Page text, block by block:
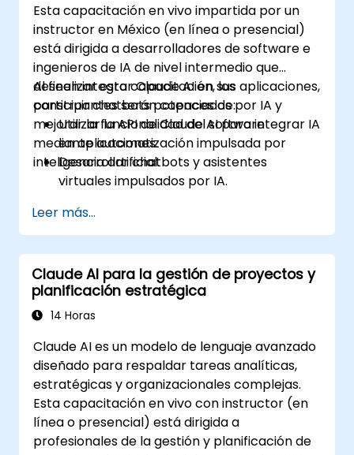
Esta capacitación en vivo impartida por un
instructor en México (en línea o presencial)
está dirigida a desarrolladores de software e
ingenieros de IA de nivel intermedio que
deseen integrar Claude AI en sus aplicaciones,
construir chatbots potenciados por IA y
mejorar la funcionalidad del software
mediante automatización impulsada por
inteligencia artificial.
Al finalizar esta capacitación, los
participantes serán capaces de:
Utilizar la API de Claude AI para integrar IA
en aplicaciones.
Desarrollar chatbots y asistentes
virtuales impulsados por IA.
automatización y procesamiento del
lenguaje natural (NLP) potenciados por IA.
Optimizar y ajustar finamente los
modelos de Claude AI para diferentes
casos de uso.
Leer más...
Claude AI para la gestión de proyectos y
planificación estratégica
14 Horas
Claude AI es un modelo de lenguaje avanzado
diseñado para respaldar tareas analíticas,
estratégicas y organizacionales complejas.
Esta capacitación en vivo con instructor (en
línea o presencial) está dirigida a
profesionales de la gestión y planificación de